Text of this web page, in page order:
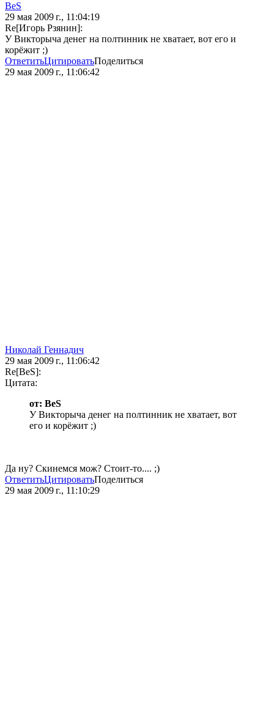
BeS
29 мая 2009 г., 11:04:19
Re[Игорь Рзянин]:
У Викторыча денег на полтинник не хватает, вот его и
корёжит ;)
ОтветитьЦитироватьПоделиться
29 мая 2009 г., 11:06:42
Николай Геннадич
29 мая 2009 г., 11:06:42
Re[BeS]:
Цитата:
от: BeS
У Викторыча денег на полтинник не хватает, вот
его и корёжит ;)
Да ну? Скинемся мож? Стоит-то.... ;)
ОтветитьЦитироватьПоделиться
29 мая 2009 г., 11:10:29